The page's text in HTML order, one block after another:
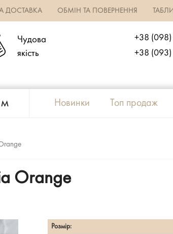
ДОСТАВКА ОБМІН ТА ПОВЕРНЕННЯ
Чудова
якість
+38
+38
Новинки Топ продаж
Orange
Розмір: